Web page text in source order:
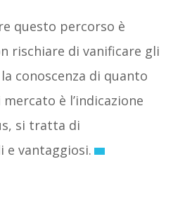
questo percorso è
rischiare di vanificare gli
conoscenza di quanto
è l’indicazione
si tratta di
e vantaggiosi.